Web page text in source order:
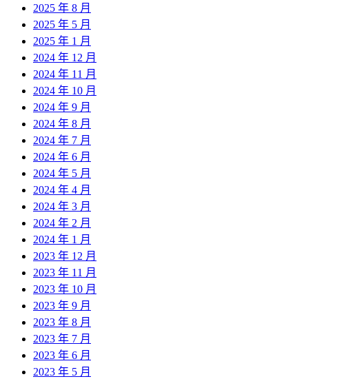
2025 年 8 月
2025 年 5 月
2025 年 1 月
2024 年 12 月
2024 年 11 月
2024 年 10 月
2024 年 9 月
2024 年 8 月
2024 年 7 月
2024 年 6 月
2024 年 5 月
2024 年 4 月
2024 年 3 月
2024 年 2 月
2024 年 1 月
2023 年 12 月
2023 年 11 月
2023 年 10 月
2023 年 9 月
2023 年 8 月
2023 年 7 月
2023 年 6 月
2023 年 5 月